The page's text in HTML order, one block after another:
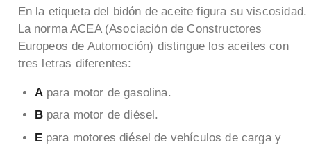
En la etiqueta del bidón de aceite figura su viscosidad.
La norma ACEA (Asociación de Constructores
Europeos de Automoción) distingue los aceites con
tres letras diferentes:
Apara motor de gasolina.
Bpara motor de diésel.
Epara motores diésel de vehículos de carga y